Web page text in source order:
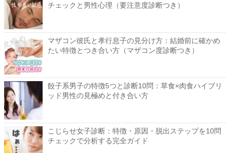
チェックと男性心理（要注意度診断つき）
マザコン彼氏と孝行息子の見分け方：結婚前に確かめ
たい特徴とつき合い方（マザコン度診断つき）
餃子系男子の特徴5つと診断10問：草食×肉食ハイブリ
ッド男性の見極めと付き合い方
こじらせ女子診断：特徴・原因・脱出ステップを10問
チェックで分析する完全ガイド